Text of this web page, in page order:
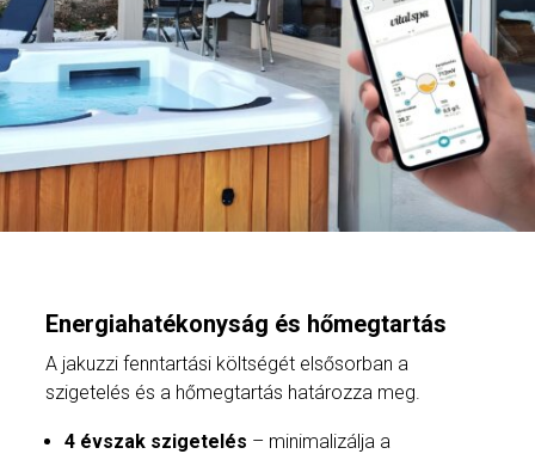
Energiahatékonyság és hőmegtartás
A jakuzzi fenntartási költségét elsősorban a
szigetelés és a hőmegtartás határozza meg.
4 évszak szigetelés – minimalizálja a